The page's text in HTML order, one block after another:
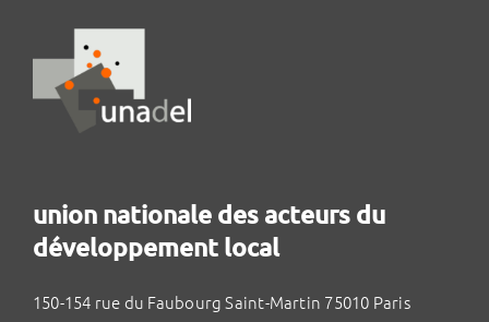
union nationale des acteurs du
développement local
150-154 rue du Faubourg Saint-Martin 75010 Paris